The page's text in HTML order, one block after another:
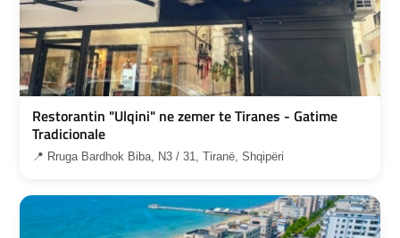
Restorantin "Ulqini" ne zemer te Tiranes - Gatime
Tradicionale
📍 Rruga Bardhok Biba, N3 / 31, Tiranë, Shqipëri